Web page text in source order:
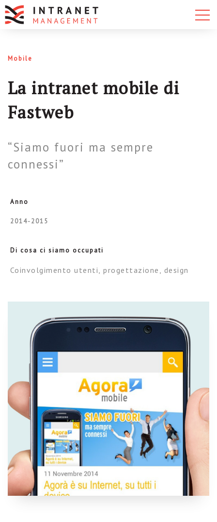
Mobile
La intranet mobile di
Fastweb
“Siamo fuori ma sempre
connessi”
Anno
2014-2015
Di cosa ci siamo occupati
Coinvolgimento utenti, progettazione, design